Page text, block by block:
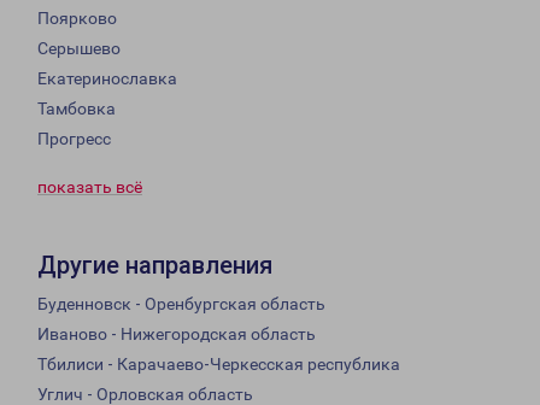
Поярково
Серышево
Екатеринославка
Тамбовка
Прогресс
показать всё
Другие направления
Буденновск - Оренбургская область
Иваново - Нижегородская область
Тбилиси - Карачаево-Черкесская республика
Углич - Орловская область